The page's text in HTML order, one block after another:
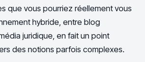
que vous pourriez réellement vous
hybride, entre blog
juridique, en fait un point
des notions parfois complexes.